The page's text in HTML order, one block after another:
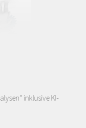
" inklusive KI-